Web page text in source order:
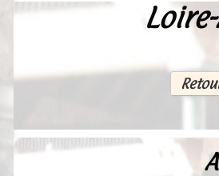
Europe
Un Peu d'Histoire